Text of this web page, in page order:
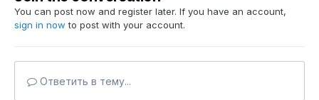
You can post now and register later. If you have an account,
sign in now to post with your account.
Ответить в тему...